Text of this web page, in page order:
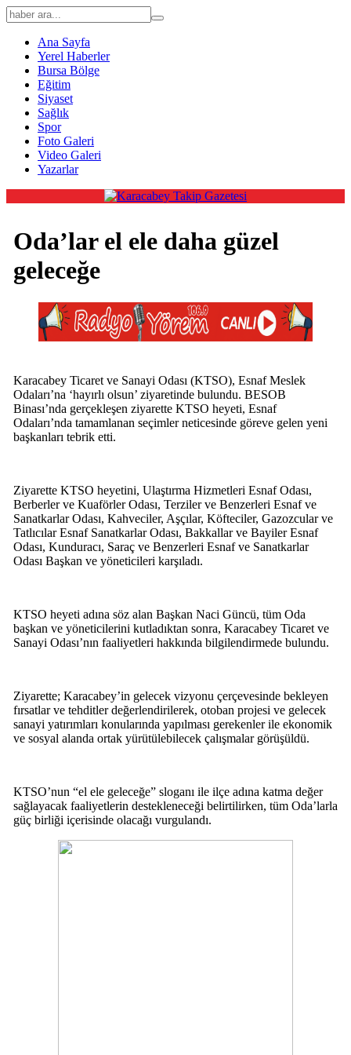
Ana Sayfa
Yerel Haberler
Bursa Bölge
Eğitim
Siyaset
Sağlık
Spor
Foto Galeri
Video Galeri
Yazarlar
Oda’lar el ele daha güzel
geleceğe
Karacabey Ticaret ve Sanayi Odası (KTSO), Esnaf Meslek
Odaları’na ‘hayırlı olsun’ ziyaretinde bulundu. BESOB
Binası’nda gerçekleşen ziyarette KTSO heyeti, Esnaf
Odaları’nda tamamlanan seçimler neticesinde göreve gelen yeni
başkanları tebrik etti.
Ziyarette KTSO heyetini, Ulaştırma Hizmetleri Esnaf Odası,
Berberler ve Kuaförler Odası, Terziler ve Benzerleri Esnaf ve
Sanatkarlar Odası, Kahveciler, Aşçılar, Köfteciler, Gazozcular ve
Tatlıcılar Esnaf Sanatkarlar Odası, Bakkallar ve Bayiler Esnaf
Odası, Kunduracı, Saraç ve Benzerleri Esnaf ve Sanatkarlar
Odası Başkan ve yöneticileri karşıladı.
KTSO heyeti adına söz alan Başkan Naci Güncü, tüm Oda
başkan ve yöneticilerini kutladıktan sonra, Karacabey Ticaret ve
Sanayi Odası’nın faaliyetleri hakkında bilgilendirmede bulundu.
Ziyarette; Karacabey’in gelecek vizyonu çerçevesinde bekleyen
fırsatlar ve tehditler değerlendirilerek, otoban projesi ve gelecek
sanayi yatırımları konularında yapılması gerekenler ile ekonomik
ve sosyal alanda ortak yürütülebilecek çalışmalar görüşüldü.
KTSO’nun “el ele geleceğe” sloganı ile ilçe adına katma değer
sağlayacak faaliyetlerin destekleneceği belirtilirken, tüm Oda’larla
güç birliği içerisinde olacağı vurgulandı.